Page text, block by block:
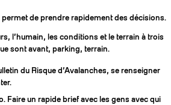
de prendre rapidement des décisions.
l’humain, les conditions et le terrain à trois
sont avant, parking, terrain.
du Risque d’Avalanches, se renseigner
Faire un rapide brief avec les gens avec qui